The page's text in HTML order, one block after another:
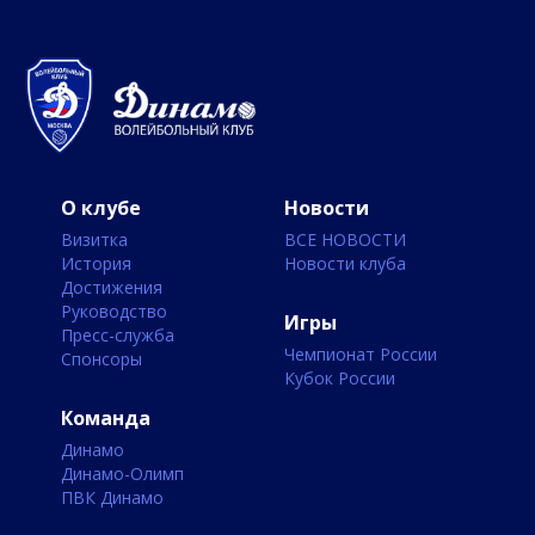
О клубе
Визитка
История
Достижения
Руководство
Пресс-служба
Спонсоры
Команда
Динамо
Динамо-Олимп
ПВК Динамо
Новости
ВСЕ НОВОСТИ
Новости клуба
Игры
Чемпионат России
Кубок России